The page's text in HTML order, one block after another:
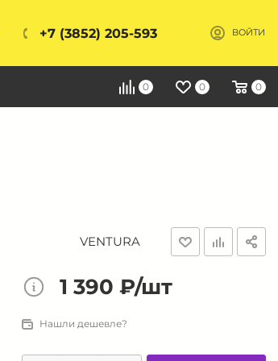
+7 (3852) 205-593 ВОЙТИ
0 0 0
VENTURA
1 390 ₽/шт
Нашли дешевле?